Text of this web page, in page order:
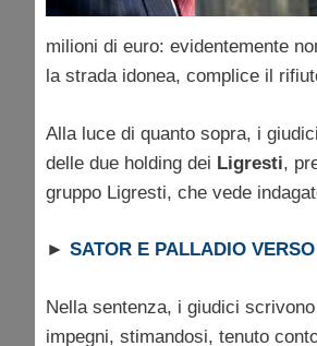
milioni di euro: evidentemente
la strada idonea, complice il
Alla luce di quanto sopra, i
delle due holding dei Ligresti,
gruppo Ligresti, che vede
► SATOR E PALLADIO
Nella sentenza, i giudici
impegni, stimandosi, tenuto